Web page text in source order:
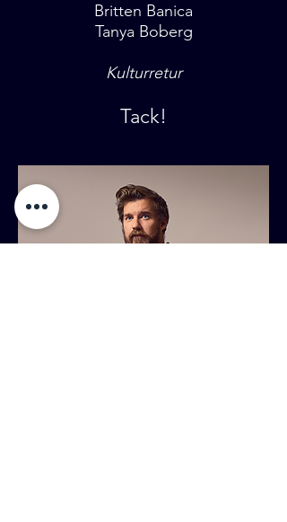
Britten Banica
Tanya Boberg
Kulturretur
Tack!